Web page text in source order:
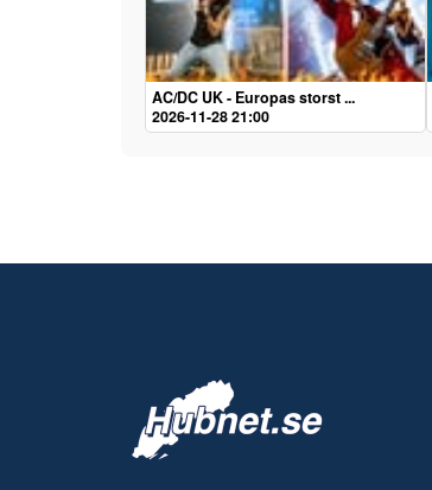
AC/DC UK - Europas storst ...
2026-11-28 21:00